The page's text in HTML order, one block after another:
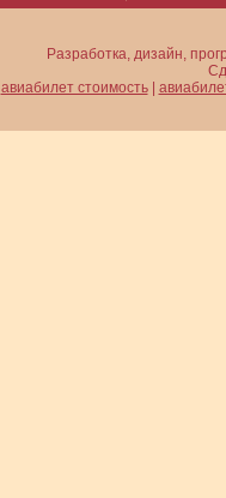
Разработка, дизайн,
авиабилет стоимость|